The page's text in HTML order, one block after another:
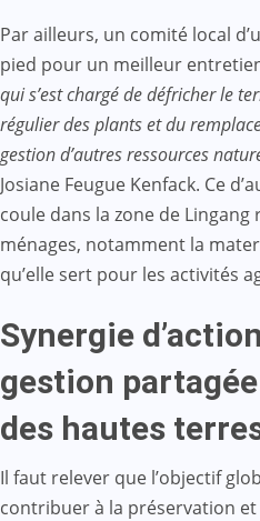
Par ailleurs, un comité local
pied pour un meilleur
qui s’est chargé de défricher le
régulier des plants et du
gestion d’autres ressources
Josiane Feugue Kenfack. Ce
coule dans la zone de
ménages, notamment la
qu’elle sert pour les activités
Synergie
gestion
des hautes
Il faut relever que l’objectif
contribuer à la préservation